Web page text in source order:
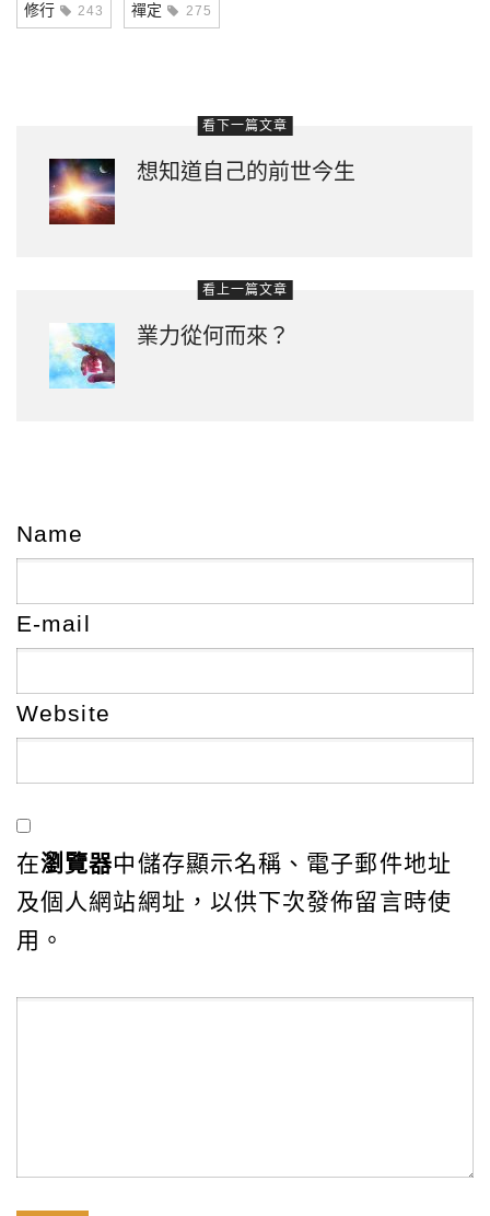
修行 243 禪定 275
看下一篇文章
想知道自己的前世今生
看上一篇文章
業力從何而來？
Name
E-mail
Website
在瀏覽器中儲存顯示名稱、電子郵件地址
及個人網站網址，以供下次發佈留言時使
用。